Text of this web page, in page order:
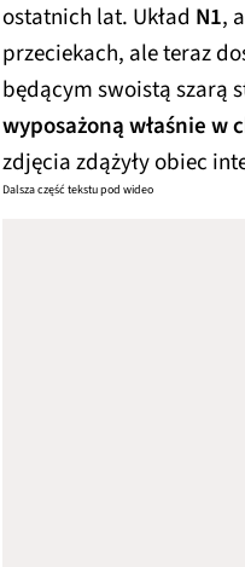
ostatnich lat. Układ N1,
przeciekach, ale teraz
będącym swoistą szarą
wyposażoną właśnie w
zdjęcia zdążyły obiec
Dalsza część tekstu pod wideo